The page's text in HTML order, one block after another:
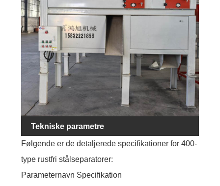
Tekniske parametre
Følgende er de detaljerede specifikationer for 400-
type rustfri stålseparatorer:
Parameternavn Specifikation